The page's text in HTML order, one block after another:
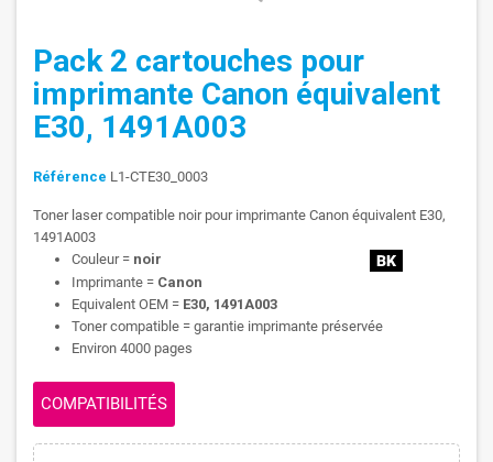
Pack 2 cartouches pour
imprimante Canon équivalent
E30, 1491A003
Référence L1-CTE30_0003
Toner laser compatible noir pour imprimante Canon équivalent E30,
1491A003
Couleur = noir
Imprimante = Canon
Equivalent OEM = E30, 1491A003
Toner compatible = garantie imprimante préservée
Environ 4000 pages
COMPATIBILITÉS